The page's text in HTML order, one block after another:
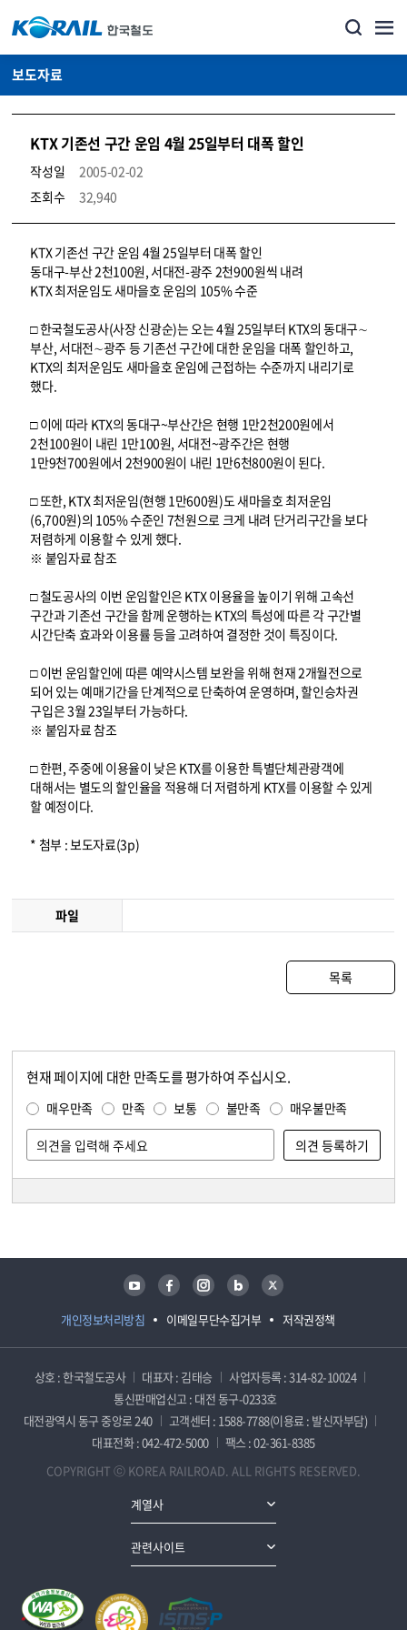
보도자료
KTX 기존선 구간 운임 4월 25일부터 대폭 할인
작성일
2005-02-02
조회수
32,940
뉴스·홍보_보도자료 상세보기 – 내용, 파일, 담당자 연락처로 구성
KTX 기존선 구간 운임 4월 25일부터 대폭 할인
동대구-부산 2천100원, 서대전-광주 2천900원씩 내려
KTX 최저운임도 새마을호 운임의 105% 수준
□ 한국철도공사(사장 신광순)는 오는 4월 25일부터 KTX의 동대구∼
부산, 서대전∼광주 등 기존선 구간에 대한 운임을 대폭 할인하고,
KTX의 최저운임도 새마을호 운임에 근접하는 수준까지 내리기로
했다.
□ 이에 따라 KTX의 동대구~부산간은 현행 1만2천200원에서
2천100원이 내린 1만100원, 서대전~광주간은 현행
1만9천700원에서 2천900원이 내린 1만6천800원이 된다.
□ 또한, KTX 최저운임(현행 1만600원)도 새마을호 최저운임
(6,700원)의 105% 수준인 7천원으로 크게 내려 단거리구간을 보다
저렴하게 이용할 수 있게 했다.
※ 붙임자료 참조
□ 철도공사의 이번 운임할인은 KTX 이용율을 높이기 위해 고속선
구간과 기존선 구간을 함께 운행하는 KTX의 특성에 따른 각 구간별
시간단축 효과와 이용률 등을 고려하여 결정한 것이 특징이다.
□ 이번 운임할인에 따른 예약시스템 보완을 위해 현재 2개월전으로
되어 있는 예매기간을 단계적으로 단축하여 운영하며, 할인승차권
구입은 3월 23일부터 가능하다.
※ 붙임자료 참조
□ 한편, 주중에 이용율이 낮은 KTX를 이용한 특별단체관광객에
대해서는 별도의 할인율을 적용해 더 저렴하게 KTX를 이용할 수 있게
할 예정이다.
* 첨부 : 보도자료(3p)
파일
목록
현재 페이지에 대한 만족도를 평가하여 주십시오.
매우만족 만족 보통 불만족 매우불만족
개인정보처리방침 이메일무단수집거부 저작권정책
유튜브 페이스북 인스타그램 블로그 트위터
상호 : 한국철도공사 대표자 : 김태승
사업자등록 : 314-82-10024
통신판매업신고 : 대전 동구-0233호
대전광역시 동구 중앙로 240
고객센터 : 1588-7788(이용료 : 발신자부담)
대표전화 : 042-472-5000
팩스 : 02-361-8385
COPYRIGHT ⓒ KOREA RAILROAD. ALL RIGHTS RESERVED.
계열사
관련사이트